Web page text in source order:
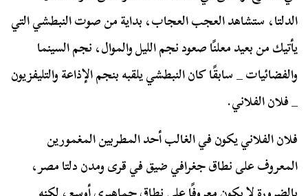
الدلتا، ستشاهد العجب العجاب، بداية من صوت النبطشي التي
يأتيك من بعيد معلنًا صعود نجم الليل والموال، نجم السينما
والفضائيات _ سابقًا كان النبطشي يلقبه بنجم الإذاعة والتليفزيون
_ فلان الفلاني.
فلان الفلاني يكون في الغالب أحد المطربين المغمورين
المعروف على نطاق جغرافي ضيق في قرى ومدن دلتا مصر،